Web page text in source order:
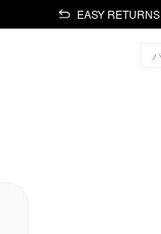
EASY RETURNS